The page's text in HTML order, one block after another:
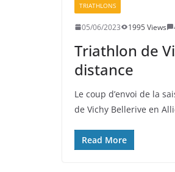
TRIATHLONS
05/06/2023 1995 Views
Triathlon de
distance
Le coup d’envoi de la
de Vichy Bellerive en
Read More